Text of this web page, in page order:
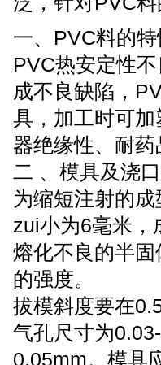
一、PVC料的
PVC热安定性
成不良缺陷，
具，加工时可
器绝缘性、耐
二 、模具及浇
为缩短注射的
zui小为6毫米，
熔化不良的半
的强度。
拔模斜度要在
气孔尺寸为
0.05mm。模具